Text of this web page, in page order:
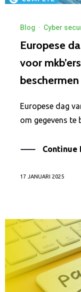
Blog · Cyber
Europese
voor
beschermen
Europese dag
om gegevens te
Continue
17 JANUARI 2025